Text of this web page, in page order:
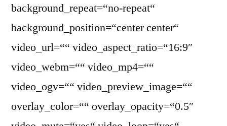
background_repeat=“no-repeat“
background_position=“center center“
video_url=““ video_aspect_ratio=“16:9″
video_webm=““ video_mp4=““
video_ogv=““ video_preview_image=““
overlay_color=““ overlay_opacity=“0.5″